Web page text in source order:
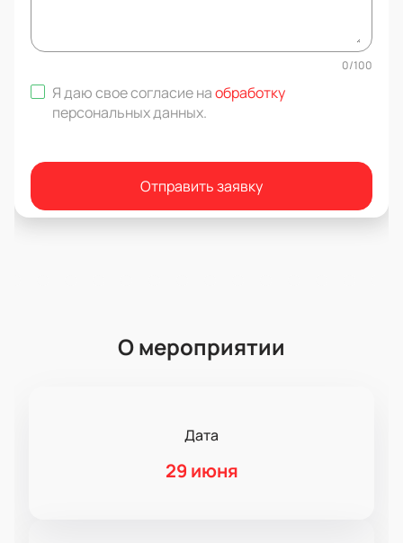
0/100
Я даю свое согласие наобработку
персональных данных.
Отправить заявку
О мероприятии
Дата
29 июня